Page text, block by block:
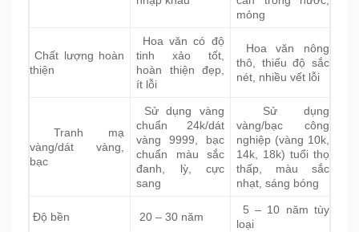
mỏng
Chất lượng hoàn
thiện
Hoa văn có độ
tinh xảo tốt,
hoàn thiện đẹp,
ít lỗi
Hoa văn nông
thô, thiếu độ sắc
nét, nhiều vết lỗi
Tranh mạ
vàng/dát vàng,
bạc
Sử dụng vàng
chuẩn 24k/dát
vàng 9999, bạc
chuẩn màu sắc
đanh, lỳ, cực
sang
Sử dụng
vàng/bạc công
nghiệp (vàng 10k,
14k, 18k) tuổi thọ
thấp, màu sắc
nhạt, sáng bóng
Độ bền 20 – 30 năm
5 – 10 năm tùy
loại